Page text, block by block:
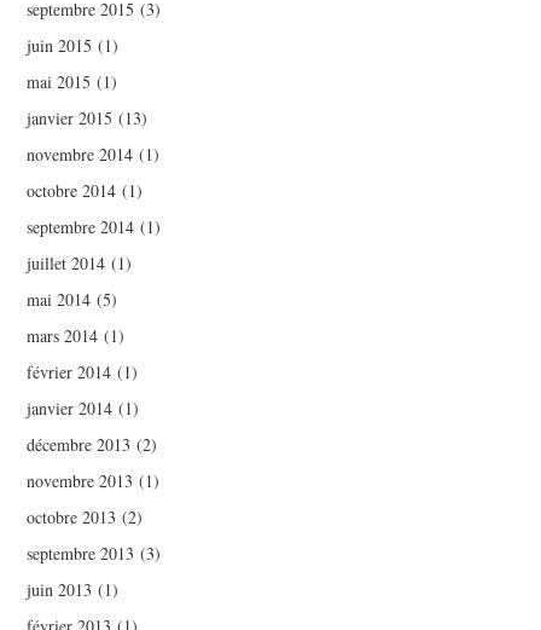
septembre 2015 (3)
juin 2015 (1)
mai 2015 (1)
janvier 2015 (13)
novembre 2014 (1)
octobre 2014 (1)
septembre 2014 (1)
juillet 2014 (1)
mai 2014 (5)
mars 2014 (1)
février 2014 (1)
janvier 2014 (1)
décembre 2013 (2)
novembre 2013 (1)
octobre 2013 (2)
septembre 2013 (3)
juin 2013 (1)